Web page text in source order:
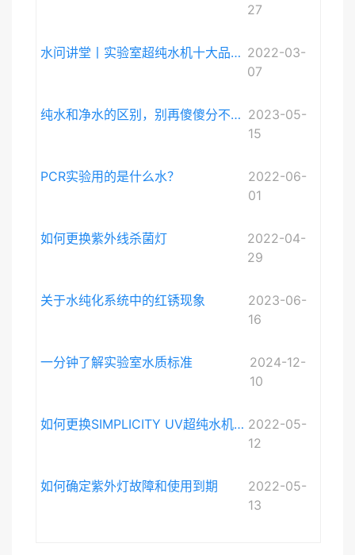
27
水问讲堂丨实验室超纯水机十大品牌排序和详细介绍 2022-03-
07
纯水和净水的区别，别再傻傻分不清啦。 2023-05-
15
PCR实验用的是什么水？
2022-06-
01
如何更换紫外线杀菌灯
2022-04-
29
关于水纯化系统中的红锈现象
2023-06-
16
一分钟了解实验室水质标准
2024-12-
10
如何更换SIMPLICITY UV超纯水机紫外灯 2022-05-
12
如何确定紫外灯故障和使用到期
2022-05-
13